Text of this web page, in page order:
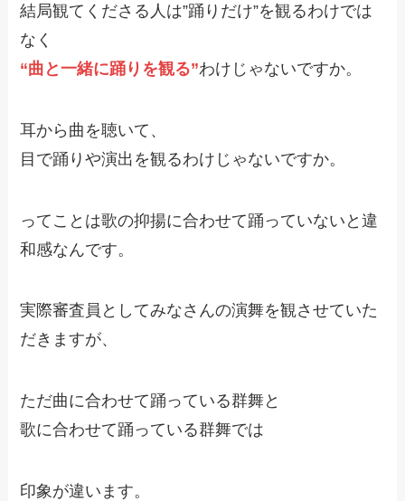
結局観てくださる人は”踊りだけ”を観るわけでは
なく
“曲と一緒に踊りを観る”わけじゃないですか。
耳から曲を聴いて、
目で踊りや演出を観るわけじゃないですか。
ってことは歌の抑揚に合わせて踊っていないと違
和感なんです。
実際審査員としてみなさんの演舞を観させていた
だきますが、
ただ曲に合わせて踊っている群舞と
歌に合わせて踊っている群舞では
印象が違います。